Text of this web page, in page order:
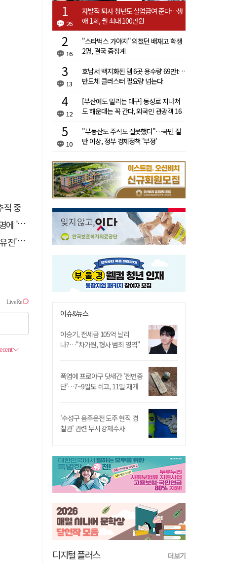
적 중
접대'
칼날
26
자발적 퇴사 청년도 실업급여 준다…생
애 1회, 월 최대 100만원
16
"스타벅스 가야지" 외쳤던 배재고 학생
2명, 결국 중징계
13
호남서 백지화된 댐 6곳 용수량 69만t…
반도체 클러스터 필요량 넘는다
12
[부산에도 밀리는 대구] 동성로 지나쳐
도 해운대는 꼭 간다, 외국인 관광객 16
10
"부동산도 주식도 잘못했다"…국민 절
반 이상, 정부 경제정책 '부정'
이슈&뉴스
이승기, 전세금 105억 날리
나?…"차가원, 형사 범죄 영역"
폭염에 프로야구 닷새간 '전면중
단'…7~9일도 쉬고, 11일 재개
'수성구 음주운전 도주 현직 경
찰관' 관련 부서 강제수사
디지털 플러스 더보기